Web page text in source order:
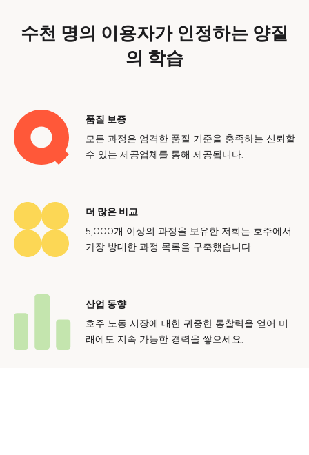
수천 명의 이용자가 인정하는 양질
의 학습
품질 보증
모든 과정은 엄격한 품질 기준을 충족하는 신뢰할
수 있는 제공업체를 통해 제공됩니다.
더 많은 비교
5,000개 이상의 과정을 보유한 저희는 호주에서
가장 방대한 과정 목록을 구축했습니다.
산업 동향
호주 노동 시장에 대한 귀중한 통찰력을 얻어 미
래에도 지속 가능한 경력을 쌓으세요.